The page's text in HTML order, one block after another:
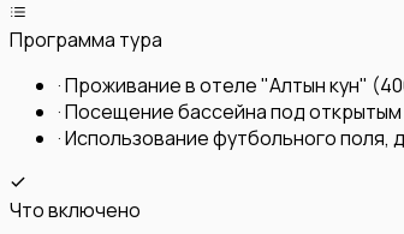
Программа тура
·Проживание в отеле "Алтын кун"
·Посещение бассейна под
·Использование футбольного поля,
Что включено